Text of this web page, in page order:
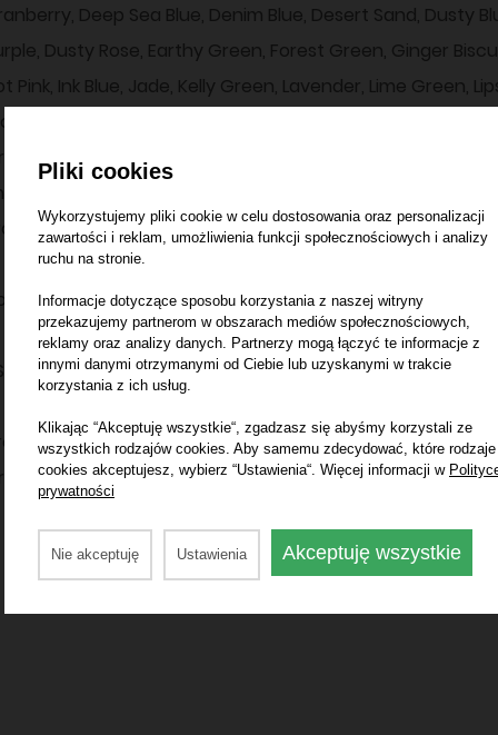
Deep Sea Blue, Denim Blue, Desert Sand, Dusty
Dusty Rose, Earthy Green, Forest Green, Ginger
Pink, Ink Blue, Jade, Kelly Green, Lavender, Lime Green,
Moondust Grey, Moss Green, Mustard, Navy Smoke,
Crush, Peach Perfect, Peppermint, Pinky Purple,
Grey, Sherbet Lemon, Spring Green, Steel Grey,
Blue, True Violet, Turquoise Surf, Ultra Violet,
kolory w rozmiarach:
S, M, L, XL, XXL, 3XL, 4XL, 5XL
White, Baby Pink, Bottle Green, Burgundy, Charcoal
Jet Black, New French Navy, Oxford Navy, Purple, Royal
Pliki cookies
Wykorzystujemy pliki cookie w celu dostosowania oraz personalizacji
zawartości i reklam, umożliwienia funkcji społecznościowych i analizy
ruchu na stronie.
Informacje dotyczące sposobu korzystania z naszej witryny
przekazujemy partnerom w obszarach mediów społecznościowych,
reklamy oraz analizy danych. Partnerzy mogą łączyć te informacje z
innymi danymi otrzymanymi od Ciebie lub uzyskanymi w trakcie
korzystania z ich usług.
Klikając “Akceptuję wszystkie“, zgadzasz się abyśmy korzystali ze
wszystkich rodzajów cookies. Aby samemu zdecydować, które rodzaje
cookies akceptujesz, wybierz “Ustawienia“. Więcej informacji w
prywatności
Nie akceptuję Ustawienia Akceptuję wszystkie